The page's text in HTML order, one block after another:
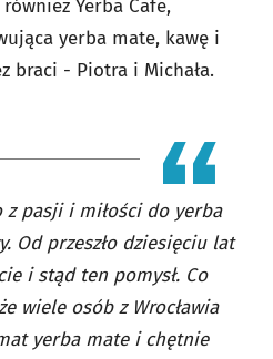
Yerba Café,
yerba mate, kawę i
braci - Piotra i Michała.
z pasji i miłości do yerba
Od przeszło dziesięciu lat
i stąd ten pomysł. Co
wiele osób z Wrocławia
yerba mate i chętnie